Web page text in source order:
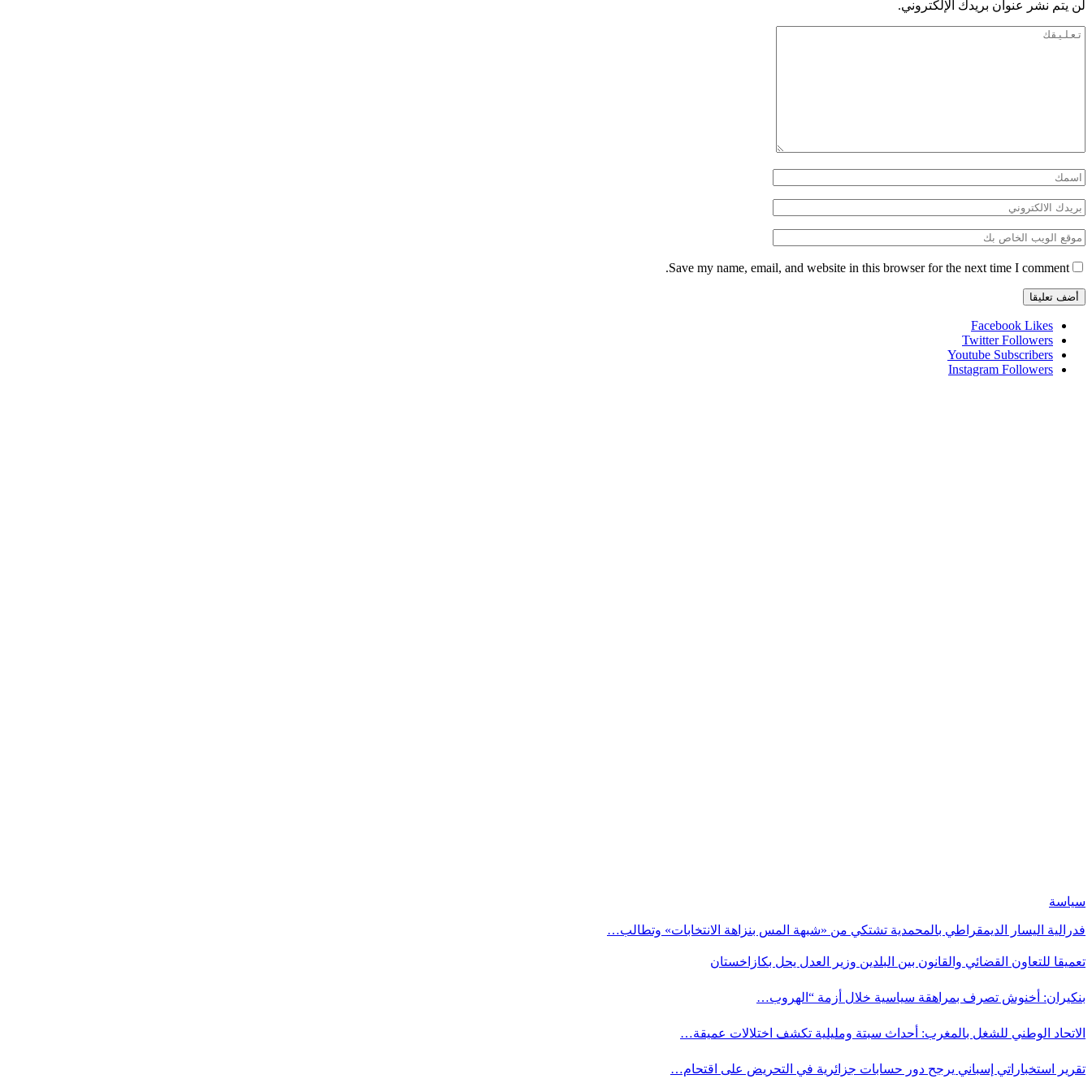
لن يتم نشر عنوان بريدك الإلكتروني.
Save my name, email, and website in this browser for the next time I comment.
Facebook Likes
Twitter Followers
Youtube Subscribers
Instagram Followers
سياسة
فدرالية اليسار الديمقراطي بالمحمدية تشتكي من «شبهة المس بنزاهة الانتخابات» وتطالب…
تعميقا للتعاون القضائي والقانون بين البلدين وزير العدل يحل بكازاخستان
بنكيران: أخنوش تصرف بمراهقة سياسية خلال أزمة “الهروب…
الاتحاد الوطني للشغل بالمغرب: أحداث سبتة ومليلية تكشف اختلالات عميقة…
تقرير استخباراتي إسباني يرجح دور حسابات جزائرية في التحريض على اقتحام…